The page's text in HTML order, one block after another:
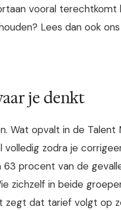
vooral
Lees dan ook
je denkt
Wat opvalt in de Talent
volledig zodra je
procent van de
zichzelf in beide
zegt dat tarief volgt op